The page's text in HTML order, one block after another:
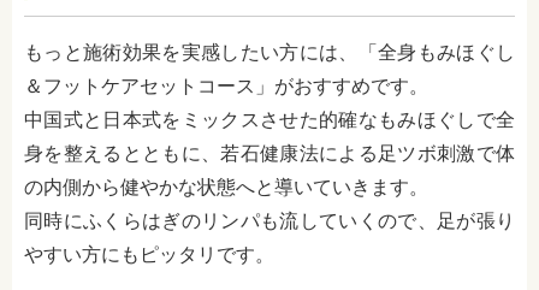
もっと施術効果を実感したい方には、「全身もみほぐし
＆フットケアセットコース」がおすすめです。
中国式と日本式をミックスさせた的確なもみほぐしで全
身を整えるとともに、若石健康法による足ツボ刺激で体
の内側から健やかな状態へと導いていきます。
同時にふくらはぎのリンパも流していくので、足が張り
やすい方にもピッタリです。